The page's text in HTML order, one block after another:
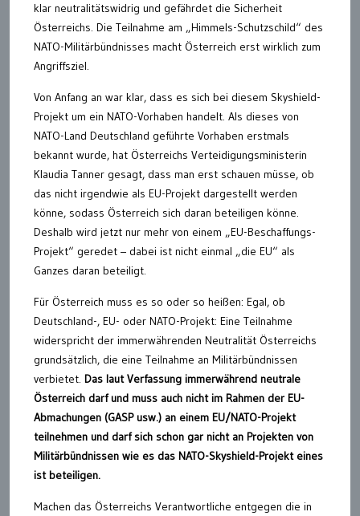
klar neutralitätswidrig und gefährdet die Sicherheit
Österreichs. Die Teilnahme am „Himmels-Schutzschild“ des
NATO-Militärbündnisses macht Österreich erst wirklich zum
Angriffsziel.
Von Anfang an war klar, dass es sich bei diesem Skyshield-
Projekt um ein NATO-Vorhaben handelt. Als dieses von
NATO-Land Deutschland geführte Vorhaben erstmals
bekannt wurde, hat Österreichs Verteidigungsministerin
Klaudia Tanner gesagt, dass man erst schauen müsse, ob
das nicht irgendwie als EU-Projekt dargestellt werden
könne, sodass Österreich sich daran beteiligen könne.
Deshalb wird jetzt nur mehr von einem „EU-Beschaffungs-
Projekt“ geredet – dabei ist nicht einmal „die EU“ als
Ganzes daran beteiligt.
Für Österreich muss es so oder so heißen: Egal, ob
Deutschland-, EU- oder NATO-Projekt: Eine Teilnahme
widerspricht der immerwährenden Neutralität Österreichs
grundsätzlich, die eine Teilnahme an Militärbündnissen
verbietet. Das laut Verfassung immerwährend neutrale
Österreich darf und muss auch nicht im Rahmen der EU-
Abmachungen (GASP usw.) an einem EU/NATO-Projekt
teilnehmen und darf sich schon gar nicht an Projekten von
Militärbündnissen wie es das NATO-Skyshield-Projekt eines
ist beteiligen.
Machen das Österreichs Verantwortliche entgegen die in